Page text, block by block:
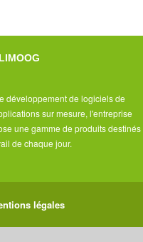
développement de logiciels de
sur mesure, l'entreprise
une gamme de produits destinés
de chaque jour.
légales